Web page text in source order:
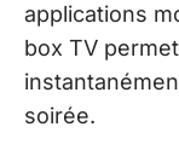
applications
box TV
soirée.